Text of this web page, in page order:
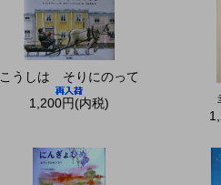
こうしは そりにのって
1,200円(内税)